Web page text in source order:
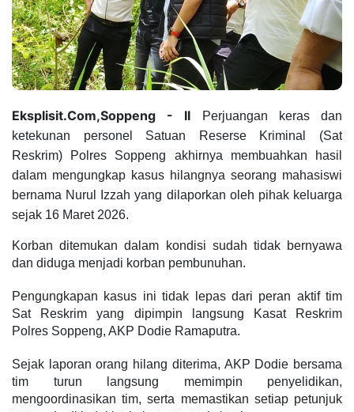
Eksplisit.Com,Soppeng - II
Perjuangan keras dan
ketekunan personel Satuan Reserse Kriminal (Sat
Reskrim) Polres Soppeng akhirnya membuahkan hasil
dalam mengungkap kasus hilangnya seorang mahasiswi
bernama Nurul Izzah yang dilaporkan oleh pihak keluarga
sejak 16 Maret 2026.
Korban ditemukan dalam kondisi sudah tidak bernyawa
dan diduga menjadi korban pembunuhan.
Pengungkapan kasus ini tidak lepas dari peran aktif tim
Sat Reskrim yang dipimpin langsung Kasat Reskrim
Polres Soppeng, AKP Dodie Ramaputra.
Sejak laporan orang hilang diterima, AKP Dodie bersama
tim turun langsung memimpin penyelidikan,
mengoordinasikan tim, serta memastikan setiap petunjuk